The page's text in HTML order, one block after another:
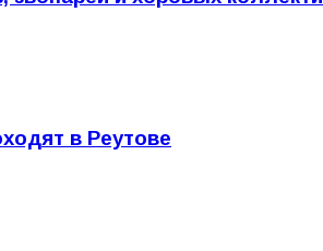
в Реутове